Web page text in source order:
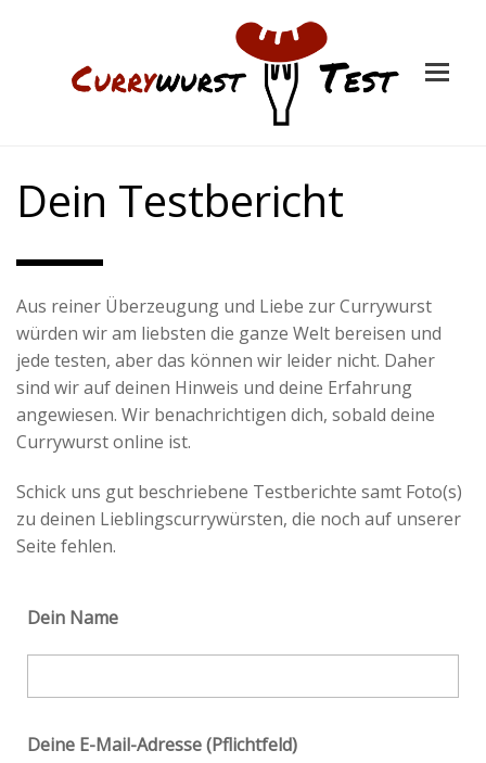
Dein Testbericht
Aus reiner Überzeugung und Liebe zur Currywurst
würden wir am liebsten die ganze Welt bereisen und
jede testen, aber das können wir leider nicht. Daher
sind wir auf deinen Hinweis und deine Erfahrung
angewiesen. Wir benachrichtigen dich, sobald deine
Currywurst online ist.
Schick uns gut beschriebene Testberichte samt Foto(s)
zu deinen Lieblingscurrywürsten, die noch auf unserer
Seite fehlen.
Dein Name
Deine E-Mail-Adresse (Pflichtfeld)